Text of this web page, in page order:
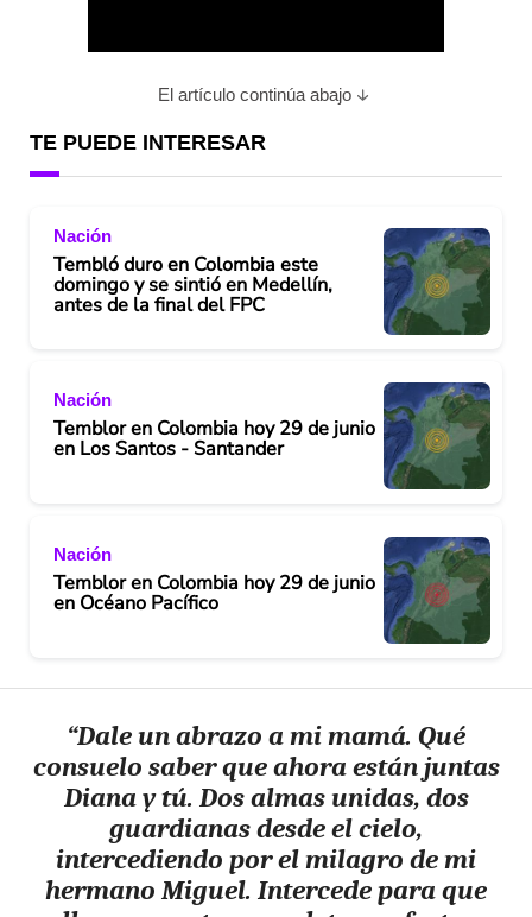
a
d
El artículo continúa abajo
TE PUEDE INTERESAR
Nación
Tembló duro en Colombia este
domingo y se sintió en Medellín,
antes de la final del FPC
Nación
Temblor en Colombia hoy 29 de junio
en Los Santos - Santander
Nación
Temblor en Colombia hoy 29 de junio
en Océano Pacífico
“Dale un abrazo a mi mamá. Qué
consuelo saber que ahora están juntas
Diana y tú. Dos almas unidas, dos
guardianas desde el cielo,
intercediendo por el milagro de mi
hermano Miguel. Intercede para que